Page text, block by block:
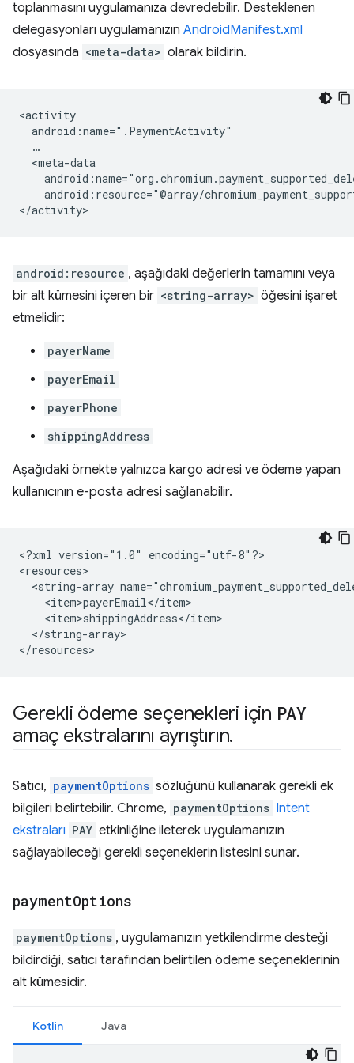
toplanmasını uygulamanıza devredebilir. Desteklenen
delegasyonları uygulamanızın AndroidManifest.xml
dosyasında <meta-data> olarak bildirin.
android:resource="@array/
android:resource , aşağıdaki değerlerin tamamını veya
bir alt kümesini içeren bir <string-array> öğesini işaret
etmelidir:
payerName
payerEmail
payerPhone
shippingAddress
Aşağıdaki örnekte yalnızca kargo adresi ve ödeme yapan
kullanıcının e-posta adresi sağlanabilir.
<?xml version="1.0"
encoding="utf-8"?>
<string-array
</string-array>
Gerekli ödeme seçenekleri için PAY
amaç ekstralarını ayrıştırın.
Satıcı, paymentOptions sözlüğünü kullanarak gerekli ek
bilgileri belirtebilir. Chrome, paymentOptions Intent
ekstraları PAY etkinliğine ileterek uygulamanızın
sağlayabileceği gerekli seçeneklerin listesini sunar.
paymentOptions
paymentOptions , uygulamanızın yetkilendirme desteği
bildirdiği, satıcı tarafından belirtilen ödeme seçeneklerinin
alt kümesidir.
Kotlin Java